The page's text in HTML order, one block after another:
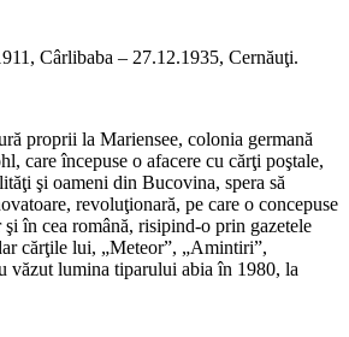
Cârlibaba – 27.12.1935, Cernăuţi.
proprii la Mariensee, colonia germană
care începuse o afacere cu cărţi poştale,
şi oameni din Bucovina, spera să
revoluţionară, pe care o concepuse
în cea română, risipind-o prin gazetele
cărţile lui, „Meteor”, „Amintiri”,
văzut lumina tiparului abia în 1980, la